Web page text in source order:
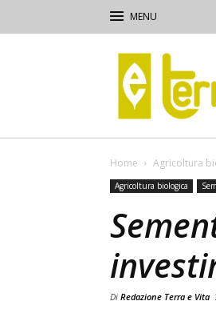
Terra
e
Vita
Home Agricoltura
Agricoltura biologica
Di Redazione Terra e Vita